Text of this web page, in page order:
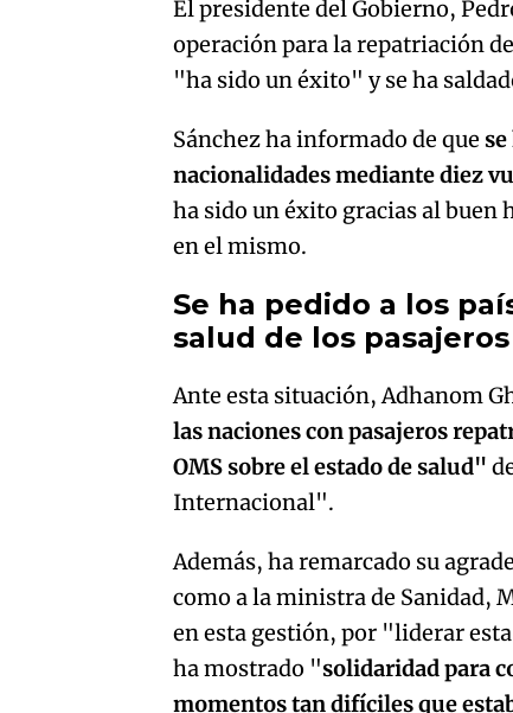
El presidente del Gobierno,
operación para la repatriación
"ha sido un éxito" y se ha
Sánchez ha informado de que
nacionalidades mediante diez
ha sido un éxito gracias al buen
en el mismo.
Se ha pedido a los
salud de los pasajeros
Ante esta situación, Adhanom
las naciones con pasajeros
OMS sobre el estado de salud"
Internacional".
Además, ha remarcado su
como a la ministra de Sanidad,
en esta gestión, por "liderar
ha mostrado "solidaridad para
momentos tan difíciles que